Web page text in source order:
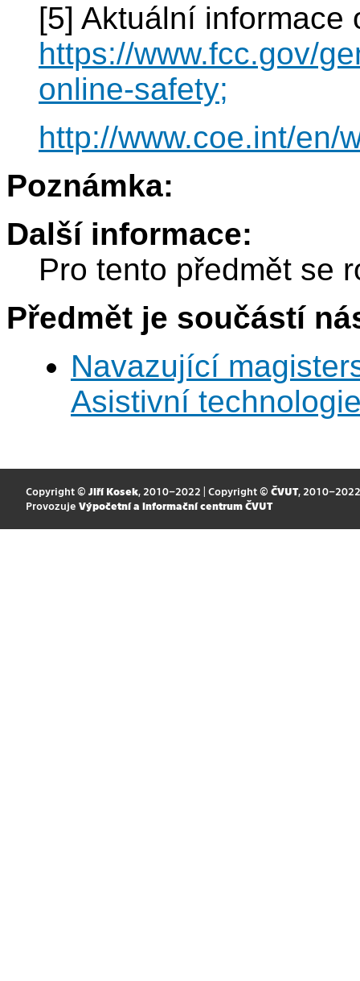
[5] Aktuální informace
https://www.fcc.gov/
online-safety;
http://www.coe.int/en/
Poznámka:
Další informace:
Pro tento předmět se
Předmět je součástí
Navazující
Asistivní
Copyright © Jiří Kosek, 2010–2022 | Copyright © ČVUT, 2010–2022
Provozuje Výpočetní a informační centrum ČVUT